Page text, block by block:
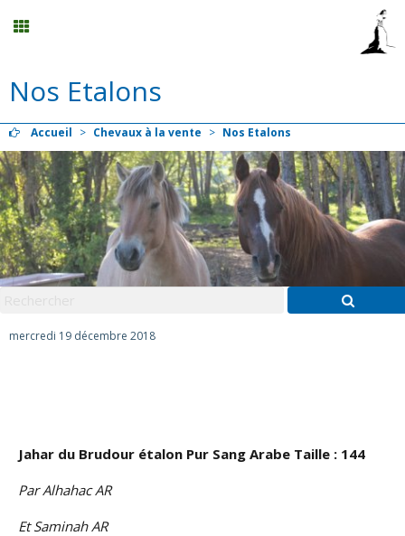
Calendrier
Menu
Centre de formation au ATE / BF éthologie
Mon compte
Nos Etalons
Accueil > Chevaux à la vente > Nos Etalons
mercredi 19 décembre 2018
Jahar du Brudour étalon Pur Sang Arabe Taille : 144
Par Alhahac AR
Et Saminah AR